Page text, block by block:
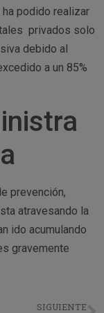
podido realizar
privados solo
debido al
a un 85%
prevención,
atravesando la
ido acumulando
gravemente
SIGUIENTE